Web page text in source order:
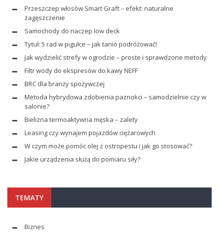
Przeszczep włosów Smart Graft – efekt: naturalne
zagęszczenie
Samochody do naczep low deck
Tytuł: 5 rad w pigułce – jak tanio podróżować!
Jak wydzielić strefy w ogrodzie – proste i sprawdzone metody
Filtr wody do ekspresów do kawy NEFF
BRC dla branży spożywczej
Metoda hybrydowa zdobienia paznokci – samodzielnie czy w
salonie?
Bielizna termoaktywna męska – zalety
Leasing czy wynajem pojazdów ciężarowych
W czym może pomóc olej z ostropestu i jak go stosować?
Jakie urządzenia służą do pomiaru siły?
TEMATY
Biznes